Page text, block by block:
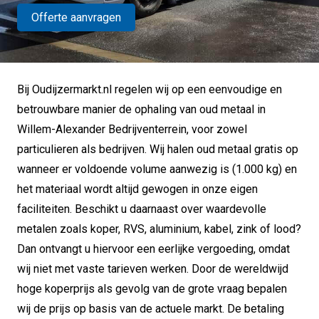
Offerte aanvragen
Bij Oudijzermarkt.nl regelen wij op een eenvoudige en
betrouwbare manier de ophaling van oud metaal in
Willem-Alexander Bedrijventerrein, voor zowel
particulieren als bedrijven. Wij halen oud metaal gratis op
wanneer er voldoende volume aanwezig is (1.000 kg) en
het materiaal wordt altijd gewogen in onze eigen
faciliteiten. Beschikt u daarnaast over waardevolle
metalen zoals koper, RVS, aluminium, kabel, zink of lood?
Dan ontvangt u hiervoor een eerlijke vergoeding, omdat
wij niet met vaste tarieven werken. Door de wereldwijd
hoge koperprijs als gevolg van de grote vraag bepalen
wij de prijs op basis van de actuele markt. De betaling